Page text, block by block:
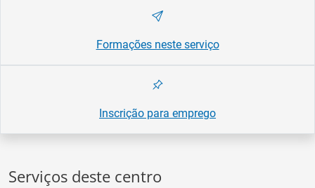
Formações neste serviço
Inscrição para emprego
Serviços deste centro